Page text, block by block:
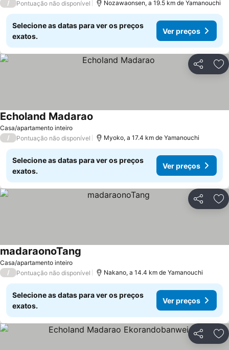
/ Pontuação não disponível Nozawaonsen, a 19.5 km de Yamanouchi
Selecione as datas para ver os preços
exatos.
Ver preços
Partilhar
Casa/apartamento inteiro
Echoland Madarao
/ Pontuação não disponível Myoko, a 17.4 km de Yamanouchi
Selecione as datas para ver os preços
exatos.
Ver preços
Partilhar
Casa/apartamento inteiro
madaraonoTang
/ Pontuação não disponível Nakano, a 14.4 km de Yamanouchi
Selecione as datas para ver os preços
exatos.
Ver preços
Partilhar